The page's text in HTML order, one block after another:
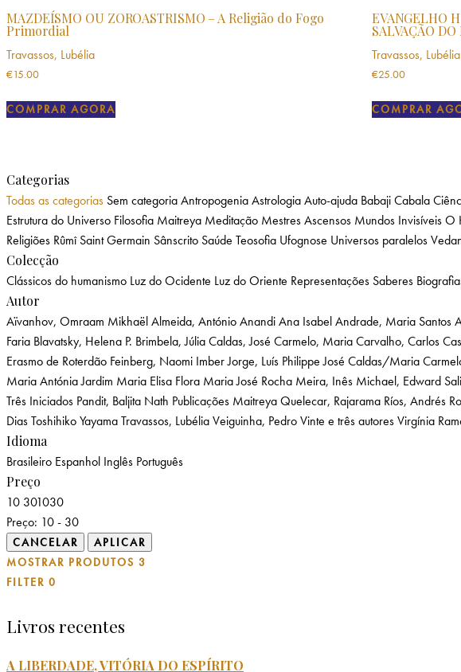
MAZDEÍSMO OU ZOROASTRISMO – A Religião do Fogo
Primordial
Travassos, Lubélia
€15.00
COMPRAR AGORA
EVANGELHO
SALVAÇÃO
Travassos, Lubélia
€25.00
COMPRAR
Categorias
Todas as categorias Sem categoriaAntropogeniaAstrologiaAuto-ajuda BabajiCabala
Estrutura do Universo Filosofia Maitreya Meditação Mestres Ascensos Mundos InvisíveisO
Religiões Rûmî Saint Germain Sânscrito Saúde Teosofia Ufognose Universos paralelos
Colecção
Clássicos do humanismo Luz do Ocidente Luz do Oriente Representações Saberes
Autor
Aïvanhov, Omraam MikhaëlAlmeida, AntónioAnandi Ana IsabelAndrade, Maria Santos
Faria Blavatsky, Helena P. Brimbela, JúliaCaldas, José Carmelo, MariaCarvalho, Carlos
Erasmo de Roterdão Feinberg, Naomi ImberJorge, Luís Philippe José Caldas/Maria
Maria Antónia Jardim Maria Elisa Flora Maria José Rocha Meira, Inês Michael, Edward
Três Iniciados Pandit, Baljita Nath Publicações MaitreyaQuelecar, Rajarama Ríos, Andrés
DiasToshihiko YayamaTravassos, LubéliaVeiguinha, PedroVinte e três autoresVirgínia
Idioma
Brasileiro Espanhol Inglês Português
Preço
10 301030
Preço: 10 - 30
MOSTRAR PRODUTOS 3
FILTER 0
Livros recentes
A LIBERDADE, VITÓRIA DO ESPÍRITO